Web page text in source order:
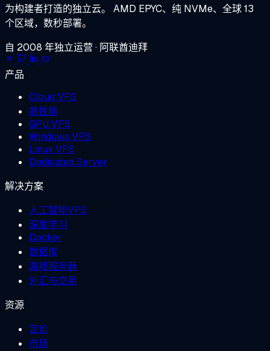
为构建者打造的独立云。 AMD EPYC、纯 NVMe、全球 13
个区域，数秒部署。
自 2008 年独立运营 · 阿联酋迪拜
产品
Cloud VPS
高性能
GPU VPS
Windows VPS
Linux VPS
Dedicated Server
解决方案
人工智能VPS
深度学习
Docker
数据库
游戏服务器
外汇与交易
资源
定价
市场